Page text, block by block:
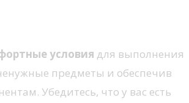
условия для выполнения
предметы и обеспечив
Убедитесь, что у вас есть